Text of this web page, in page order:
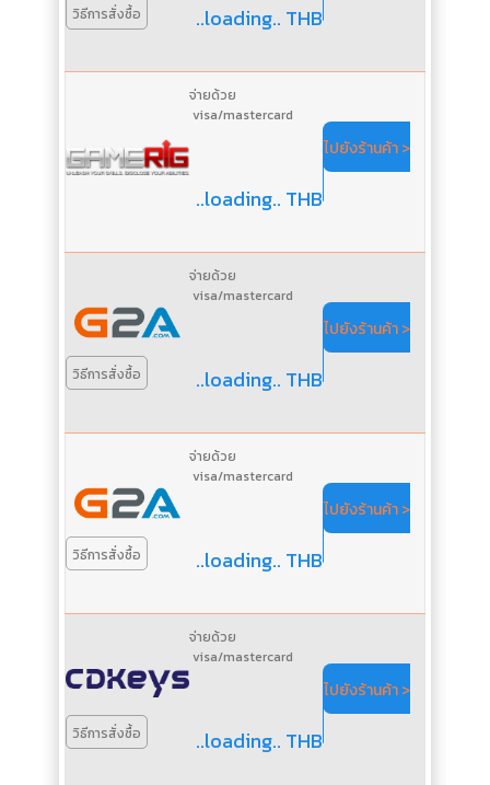
วิธีการสั่งซื้อ ..loading.. THB
จ่ายด้วย
visa/mastercard
..loading.. THB
ไปยังร้านค้า >
วิธีการสั่งซื้อ
จ่ายด้วย
visa/mastercard
..loading.. THB
ไปยังร้านค้า >
วิธีการสั่งซื้อ
จ่ายด้วย
visa/mastercard
..loading.. THB
ไปยังร้านค้า >
วิธีการสั่งซื้อ
จ่ายด้วย
visa/mastercard
..loading.. THB
ไปยังร้านค้า >